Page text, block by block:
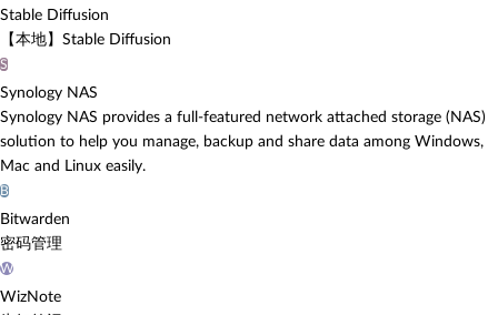
Stable Diffusion
【本地】Stable Diffusion
S
Synology NAS
Synology NAS provides a full-featured network attached storage (NAS)
solution to help you manage, backup and share data among Windows,
Mac and Linux easily.
B
Bitwarden
密码管理
W
WizNote